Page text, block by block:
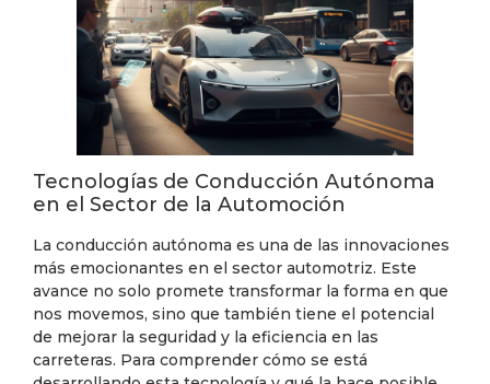
Tecnologías de Conducción Autónoma
en el Sector de la Automoción
La conducción autónoma es una de las innovaciones
más emocionantes en el sector automotriz. Este
avance no solo promete transformar la forma en que
nos movemos, sino que también tiene el potencial
de mejorar la seguridad y la eficiencia en las
carreteras. Para comprender cómo se está